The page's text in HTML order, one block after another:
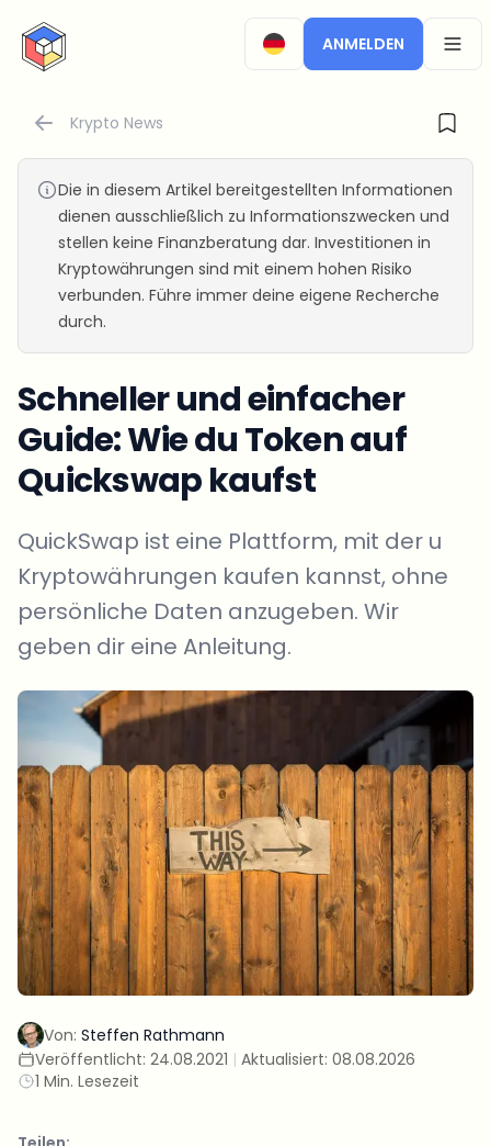
CryptoTicker
ANMELDEN
Krypto News
Die in diesem Artikel bereitgestellten Informationen
dienen ausschließlich zu Informationszwecken und
stellen keine Finanzberatung dar. Investitionen in
Kryptowährungen sind mit einem hohen Risiko
verbunden. Führe immer deine eigene Recherche
durch.
Schneller und einfacher
Guide: Wie du Token auf
Quickswap kaufst
QuickSwap ist eine Plattform, mit der u
Kryptowährungen kaufen kannst, ohne
persönliche Daten anzugeben. Wir
geben dir eine Anleitung.
Von: Steffen Rathmann
Veröffentlicht: 24.08.2021 | Aktualisiert: 08.08.2026
1 Min. Lesezeit